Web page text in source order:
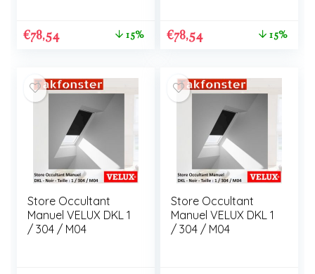
€78,54 15% €78,54 15%
Store Occultant
Manuel VELUX DKL 1
/ 304 / M04
Store Occultant
Manuel VELUX DKL 1
/ 304 / M04